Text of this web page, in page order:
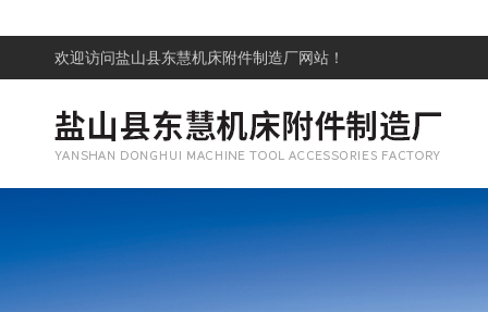
欢迎访问盐山县东慧机床附件制造厂网站！